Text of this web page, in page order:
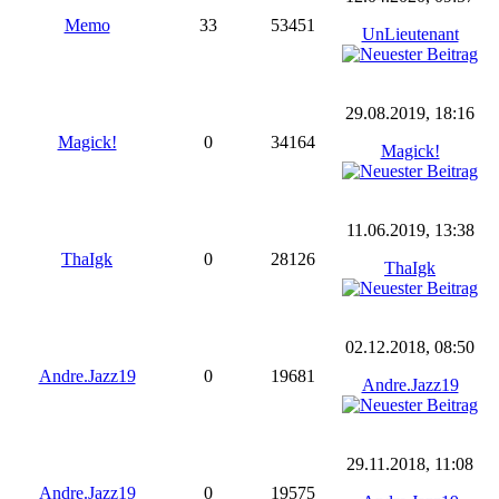
Memo 33 53451
UnLieutenant
Magick! 0 34164
29.08.2019, 18:16
Magick!
ThaIgk 0 28126
11.06.2019, 13:38
ThaIgk
Andre.Jazz19 0 19681
02.12.2018, 08:50
Andre.Jazz19
Andre.Jazz19 0 19575
29.11.2018, 11:08